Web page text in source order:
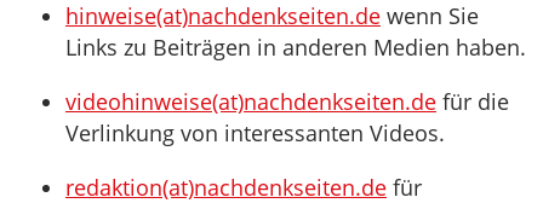
hinweise(at)nachdenkseiten.de wenn Sie
Links zu Beiträgen in anderen Medien haben.
videohinweise(at)nachdenkseiten.de für die
Verlinkung von interessanten Videos.
redaktion(at)nachdenkseiten.de für